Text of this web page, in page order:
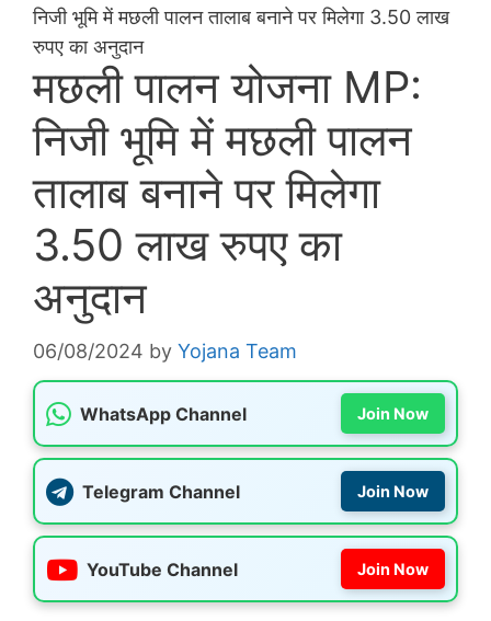
निजी भूमि में मछली पालन तालाब बनाने पर मिलेगा 3.50 लाख
रुपए का अनुदान
मछली पालन योजना MP:
निजी भूमि में मछली पालन
तालाब बनाने पर मिलेगा
3.50 लाख रुपए का
अनुदान
06/08/2024 by Yojana Team
WhatsApp Channel Join Now
Telegram Channel Join Now
YouTube Channel Join Now